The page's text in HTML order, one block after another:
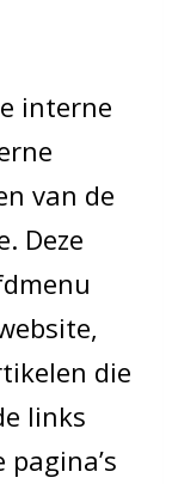
interne
van de
Deze
die
links